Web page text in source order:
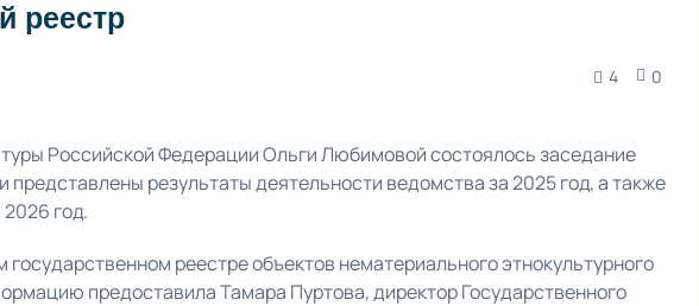
реестр
4 0
Российской Федерации Ольги Любимовой состоялось заседание
представлены результаты деятельности ведомства за 2025 год, а также
год.
реестре объектов нематериального этнокультурного
предоставила Тамара Пуртова, директор Государственного